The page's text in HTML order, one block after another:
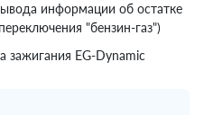
информации об остатке
"бензин-газ")
зажигания EG-Dynamic